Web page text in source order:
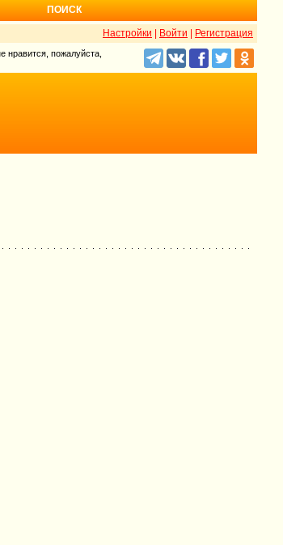
ПОИСК
Настройки Войти Регистрация
нравится, пожалуйста,